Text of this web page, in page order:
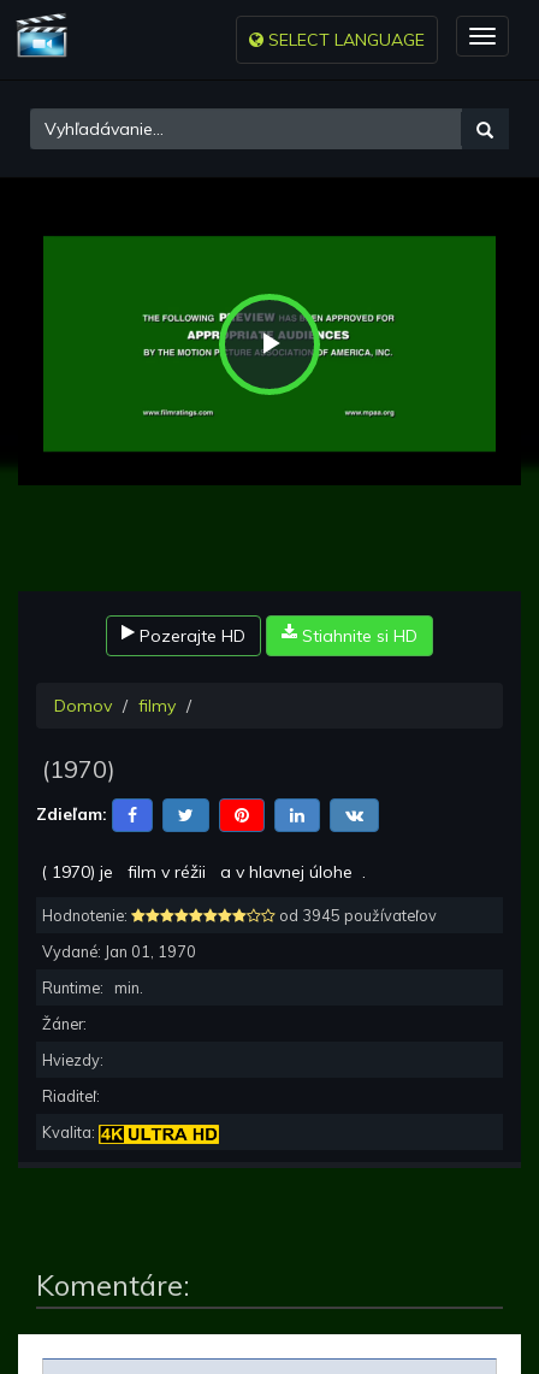
Toggle
SELECT LANGUAGE
Play
Video
Pozerajte HD Stiahnite si HD
Domov filmy
(1970)
Zdieľam:
( 1970) je film v réžii a v hlavnej úlohe .
Hodnotenie:
od 3945 používateľov
Vydané: Jan 01, 1970
Runtime:
min.
Žáner:
Hviezdy:
Riaditeľ:
Kvalita:
Komentáre: